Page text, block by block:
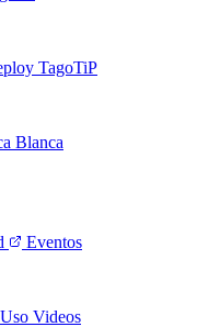
TagoTiP
Blanca
Eventos
Videos